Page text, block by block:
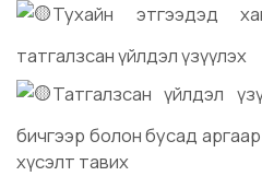
Тухайн этгээдэд
татгалзсан үйлдэл үзүүлэх
Татгалзсан үйлдэл
бичгээр болон бусад
хүсэлт тавих